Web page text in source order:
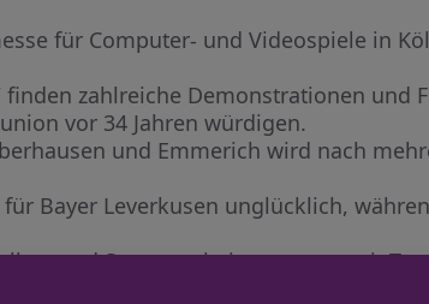
für Computer- und Videospiele in
finden zahlreiche Demonstrationen und
vor 34 Jahren würdigen.
und Emmerich wird nach
Bayer Leverkusen unglücklich,
und Sonnenschein erwartet, mit